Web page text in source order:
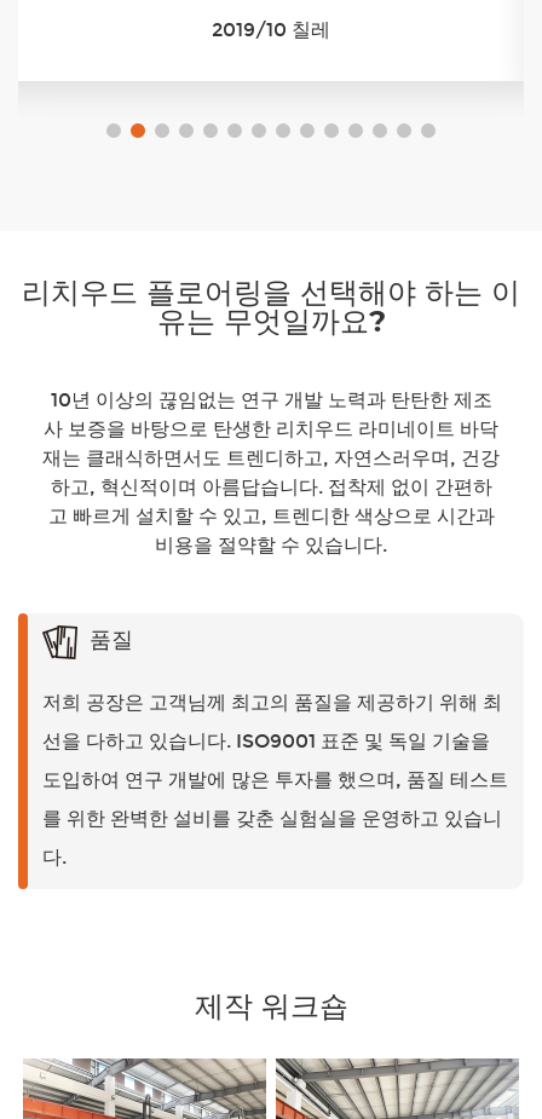
2019/10 칠레
리치우드 플로어링을 선택해야 하는 이
유는 무엇일까요?
10년 이상의 끊임없는 연구 개발 노력과 탄탄한 제조
사 보증을 바탕으로 탄생한 리치우드 라미네이트 바닥
재는 클래식하면서도 트렌디하고, 자연스러우며, 건강
하고, 혁신적이며 아름답습니다. 접착제 없이 간편하
고 빠르게 설치할 수 있고, 트렌디한 색상으로 시간과
비용을 절약할 수 있습니다.
품질
저희 공장은 고객님께 최고의 품질을 제공하기 위해 최
선을 다하고 있습니다. ISO9001 표준 및 독일 기술을
도입하여 연구 개발에 많은 투자를 했으며, 품질 테스트
를 위한 완벽한 설비를 갖춘 실험실을 운영하고 있습니
다.
제작 워크숍